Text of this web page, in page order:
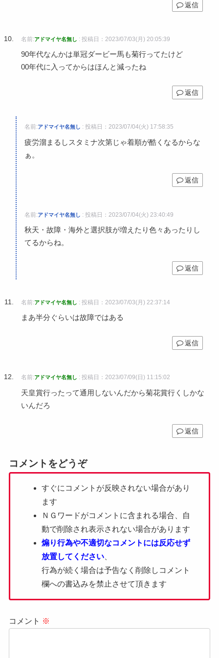
返信
名前:アドマイヤ名無し : 投稿日：2023/07/03(月) 20:05:39
90年代なんかは単冠ダービー馬も菊行ってたけど
00年代に入ってからはほんと減ったね
返信
名前:アドマイヤ名無し : 投稿日：2023/07/04(火) 17:58:35
疲労溜まるしスタミナ次第じゃ着順が酷くなるからな
ぁ。
返信
名前:アドマイヤ名無し : 投稿日：2023/07/04(火) 23:40:49
秋天・故障・海外と選択肢が増えたり色々あったりし
てるからね。
返信
名前:アドマイヤ名無し : 投稿日：2023/07/03(月) 22:37:14
まあ半分ぐらいは故障ではある
返信
名前:アドマイヤ名無し : 投稿日：2023/07/09(日) 11:15:02
天皇賞行ったって通用しないんだから菊花賞行くしかな
いんだろ
返信
コメントをどうぞ
すぐにコメントが反映されない場合があり
ます
ＮＧワードがコメントに含まれる場合、自
動で削除され表示されない場合があります
煽り行為や不適切なコメントには反応せず
放置してください
行為が続く場合は予告なく削除しコメント
欄への書込みを禁止させて頂きます
コメント ※